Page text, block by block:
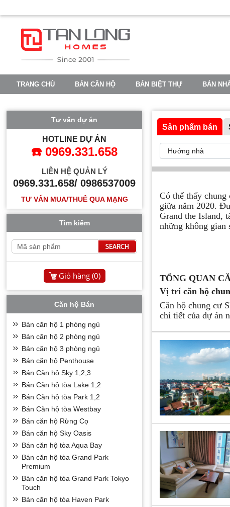
TRANG CHỦ BÁN CĂN HỘ BÁN BIỆT THỰ BÁN
Sản phẩm bán
Có thể thấy
giữa năm 2020.
Grand the Island,
những không gian
TỔNG QUAN
Vị trí căn hộ
Căn hộ chung cư
chi tiết của dự án
· Được giáp với
· Được nằm trên
Giai đoạn 1
Mặt bằng và thiết
Mặt bằng của
mặt bằng. với
tại dự án.
Số lượng căn hộ
+ Các căn hộ 1
+ Các căn hộ 2
+ Các căn hộ 3
Tiện ích khu
Có vị trí nằm ở
Tư vấn dự án
HOTLINE DỰ ÁN
☎️ 0969.331.658
LIÊN HỆ QUẢN LÝ
0969.331.658/ 0986537009
TƯ VẤN MUA/THUÊ QUA MẠNG
Tìm kiếm
Giỏ hàng (0)
Căn hộ Bán
Bán căn hộ 1 phòng ngủ
Bán căn hộ 2 phòng ngủ
Bán căn hộ 3 phòng ngủ
Bán căn hộ Penthouse
Bán Căn hộ Sky 1,2,3
Bán Căn hộ tòa Lake 1,2
Bán Căn hộ tòa Park 1,2
Bán Căn hộ tòa Westbay
Bán căn hộ Rừng Cọ
Bán căn hộ Sky Oasis
Bán căn hộ tòa Aqua Bay
Bán căn hộ tòa Grand Park
Premium
Bán căn hộ tòa Grand Park Tokyo
Touch
Bán căn hộ tòa Haven Park